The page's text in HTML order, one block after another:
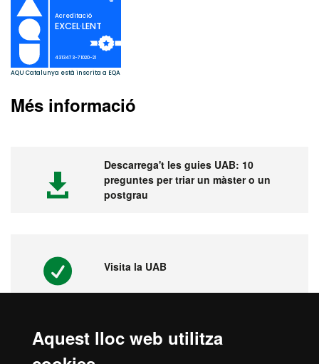
Aquest lloc web utilitza
Més informació
Descarrega't les guies UAB: 10
preguntes per triar un màster o un
postgrau
Visita la UAB
Vídeos. Fira virtual de màsters,